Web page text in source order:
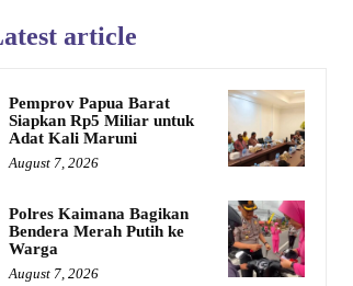
article
Pemprov Papua Barat
Siapkan Rp5 Miliar untuk
Adat Kali Maruni
August 7, 2026
Polres Kaimana Bagikan
Bendera Merah Putih ke
Warga
August 7, 2026